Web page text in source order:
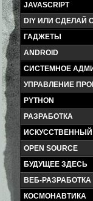
JAVASCRIPT
DIY ИЛИ СДЕЛАЙ
ГАДЖЕТЫ
ANDROID
СИСТЕМНОЕ
УПРАВЛЕНИЕ
PYTHON
РАЗРАБОТКА
ИСКУССТВЕННЫЙ
OPEN SOURCE
БУДУЩЕЕ ЗДЕСЬ
ВЕБ-РАЗРАБОТКА
КОСМОНАВТИКА